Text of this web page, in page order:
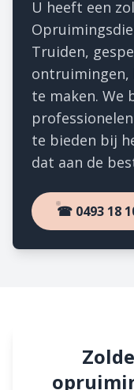
U heeft een
Truiden,
ontruimingen,
te maken. We
te bieden bij
dat aan de
☎ 0493 18